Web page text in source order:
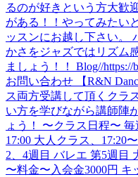
るのが好きという方大歓
がある！！やってみたい
ッスンにお越し下さい。
かさをジャズではリズム
ましょう！！ Blog//https://
お問い合わせ 【R&N
ス両方受講して頂くクラ
い方を学びながら講師陣
ょう！ 〜クラス日程〜
17:00 大人クラス、17:20
2、4週目 バレエ 第5週目
〜料金〜入会金3000円